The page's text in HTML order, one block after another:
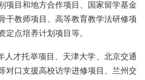
项目和地方合作项目、国家留学基金
干教师项目、高等教育教学法研修项
定点培养计划项目等。
人才托举项目、天津大学、北京交通
对口支援高校访学进修项目、兰州交